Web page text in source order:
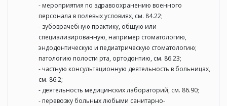
- мероприятия по здравоохранению военного
персонала в полевых условиях, см. 84.22;
- зубоврачебную практику, общую или
специализированную, например стоматологию,
эндодонтическую и педиатрическую стоматологию;
патологию полости рта, ортодонтию, см. 86.23;
- частную консультационную деятельность в больницах,
см. 86.2;
- деятельность медицинских лабораторий, см. 86.90;
- перевозку больных любыми санитарно-